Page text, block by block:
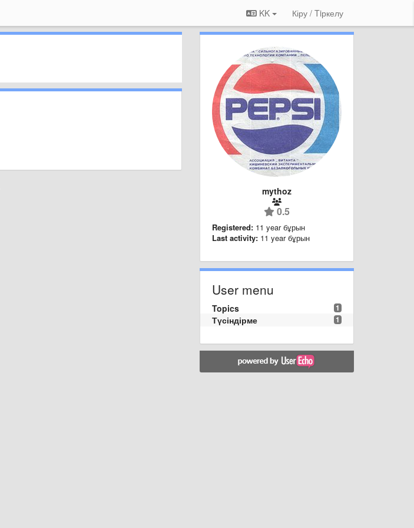
KK Кіру / Tiркелу
mythoz
0.5
Registered: 11 year бұрын
Last activity: 11 year бұрын
User menu
1
Topics
1
Түсіндірме